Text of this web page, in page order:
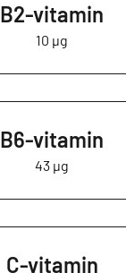
B2-vitamin
10 µg
B6-vitamin
43 µg
C-vitamin